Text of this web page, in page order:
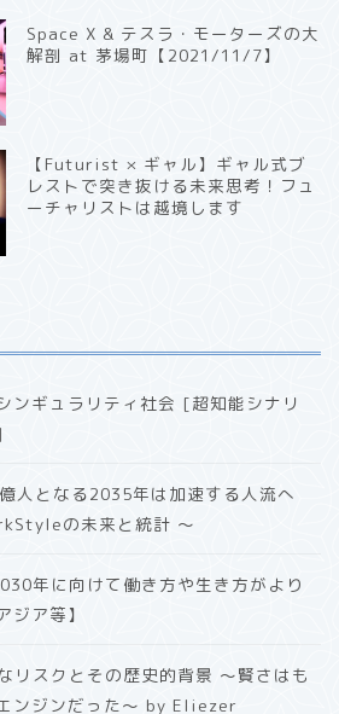
Space X & テスラ・モーターズの大
解剖 at 茅場町【2021/11/7】
【Futurist × ギャル】ギャル式ブ
レストで突き抜ける未来思考！フュ
ーチャリストは越境します
ンギュラリティ社会 [超知能シナリ
人となる2035年は加速する人流へ
の未来と統計 〜
年に向けて働き方や生き方がより
ジア等】
リスクとその歴史的背景 〜賢さはも
ンジンだった〜 by Eliezer